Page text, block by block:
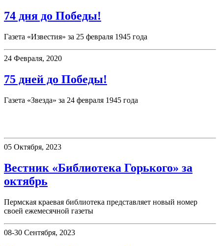
74 дня до Победы!
Газета «Известия» за 25 февраля 1945 года
24 Февраля, 2020
75 дней до Победы!
Газета «Звезда» за 24 февраля 1945 года
05 Октября, 2023
Вестник «Библиотека Горького» за
октябрь
Пермская краевая библиотека представляет новый номер
своей ежемесячной газеты
08-30 Сентября, 2023